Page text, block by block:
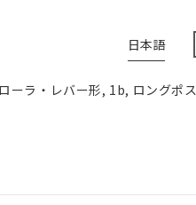
日本語
ーラ・レバー形, 1b, ロングポ